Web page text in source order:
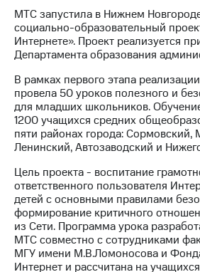
Контакты
Медиа-центр
Пресс-
релизы
МТС
о технологиях
Достижения
Финансовая
отчетность
Контакты
Новости
в
МТС запустила в Нижнем
социально-образовательный
Интернете». Проект реализуется
Департамента образования
В рамках первого этапа
провела 50 уроков полезного и
для младших школьников.
1200 учащихся средних
пяти районах города: Сормовский,
Ленинский, Автозаводский и
Цель проекта - воспитание
ответственного пользователя
детей с основными правилами
формирование критичного
из Сети. Программа урока
МТС совместно с сотрудниками
МГУ имени М.В.Ломоносова и
Интернет и рассчитана на